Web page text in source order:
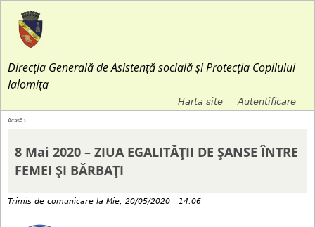
Direcția Generală de Asistență socială și Protecția Copilului
Ialomița
e
i
Harta site Autentificare
ş
t
Acasă ›
8 Mai 2020 – ZIUA EGALITĂȚII DE ȘANSE ÎNTRE
FEMEI ȘI BĂRBAȚI
Trimis de comunicare la Mie, 20/05/2020 - 14:06